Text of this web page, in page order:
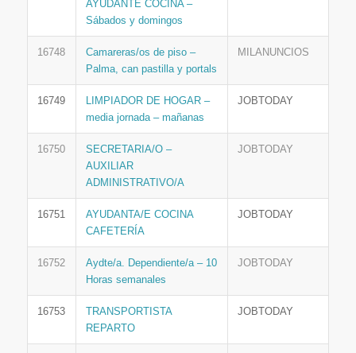
AYUDANTE COCINA –
Sábados y domingos
16748
Camareras/os de piso –
Palma, can pastilla y portals
MILANUNCIOS
16749
LIMPIADOR DE HOGAR –
media jornada – mañanas
JOBTODAY
16750
SECRETARIA/O –
AUXILIAR
ADMINISTRATIVO/A
JOBTODAY
16751
AYUDANTA/E COCINA
CAFETERÍA
JOBTODAY
16752
Aydte/a. Dependiente/a – 10
Horas semanales
JOBTODAY
16753
TRANSPORTISTA
REPARTO
JOBTODAY